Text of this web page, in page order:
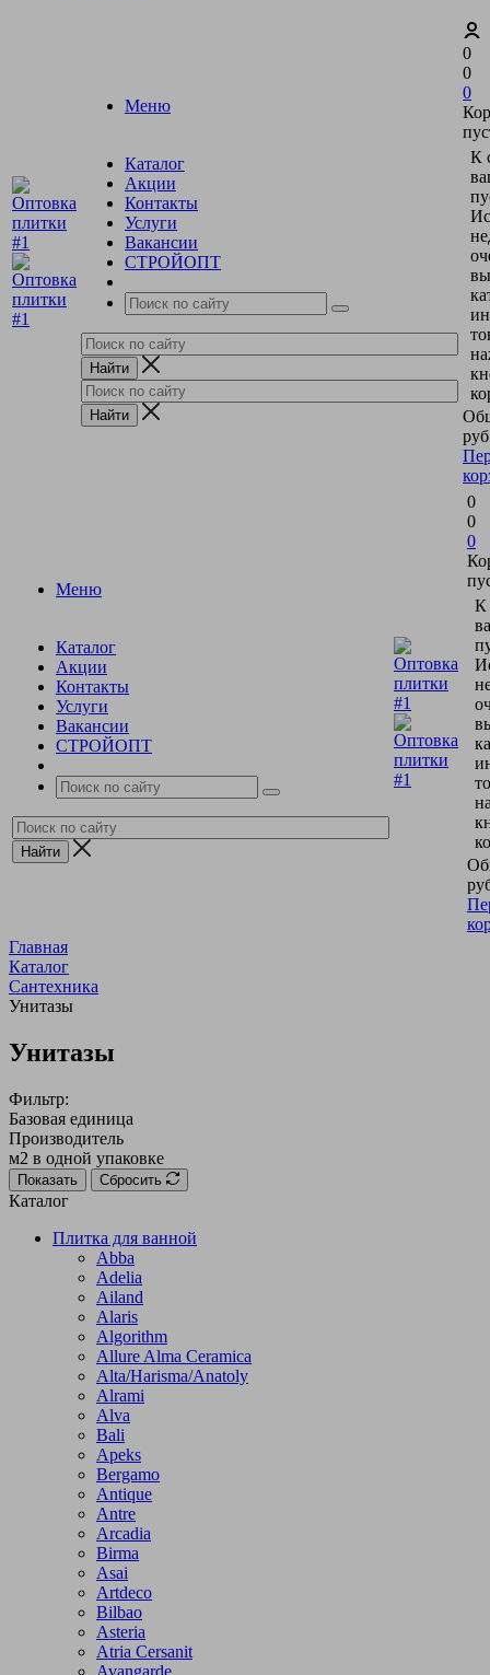
Меню
Каталог
Акции
Контакты
Услуги
Вакансии
СТРОЙОПТ
0
0
0
К
Меню
Каталог
Акции
Контакты
Услуги
Вакансии
СТРОЙОПТ
0
0
0
К
Главная
Каталог
Сантехника
Унитазы
Унитазы
Фильтр:
Базовая единица
Производитель
м2 в одной упаковке
Показать Сбросить
Каталог
Плитка для ванной
Abba
Adelia
Ailand
Alaris
Algorithm
Allure Alma Ceramica
Alta/Harisma/Anatoly
Alrami
Alva
Bali
Apeks
Bergamo
Antique
Antre
Arcadia
Birma
Asai
Artdeco
Bilbao
Asteria
Atria Cersanit
Avangarde